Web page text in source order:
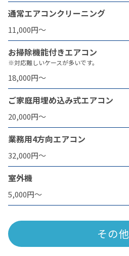
通常エアコンクリーニング
11,000円〜
お掃除機能付きエアコン
※対応難しいケースが多いです。
18,000円〜
ご家庭用埋め込み式エアコン
20,000円〜
業務用4方向エアコン
32,000円〜
室外機
5,000円〜
その他